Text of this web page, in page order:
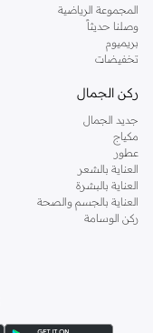
المجموعة الرياضية
وصلنا حديثاً
بريميوم
تخفيضات
ركن الجمال
جديد الجمال
مكياج
عطور
العناية بالشعر
العناية بالبشرة
العناية بالجسم والصحة
ركن الوسامة